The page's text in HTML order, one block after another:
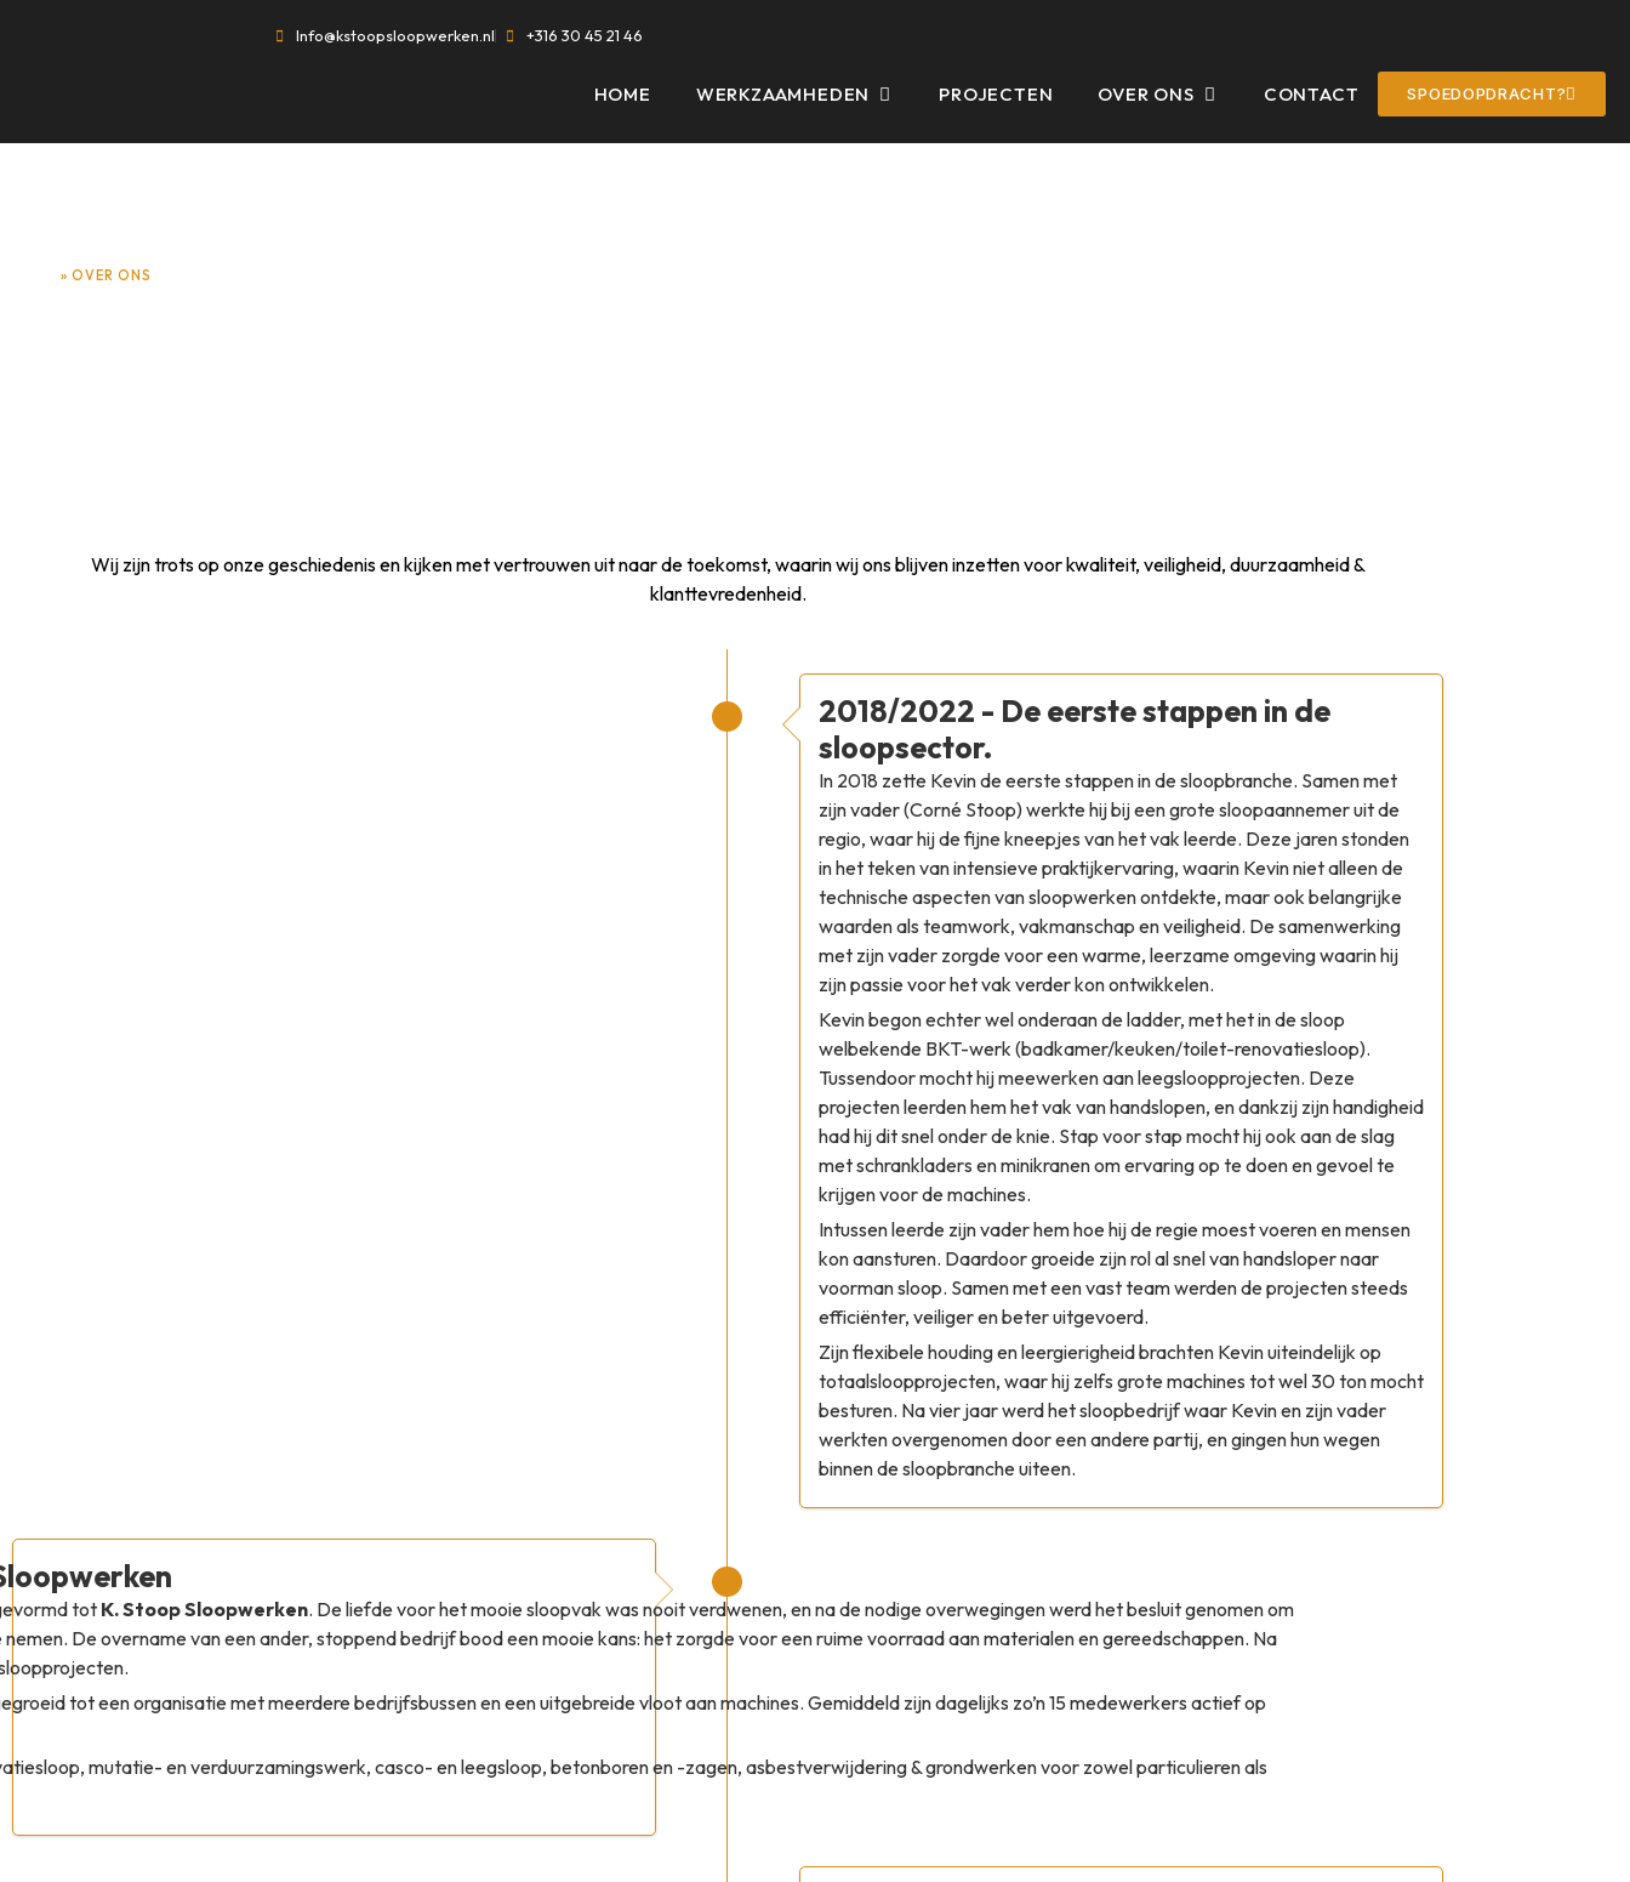
Info@kstoopsloopwerken.nl +316 30 45 21 46
HOME WERKZAAMHEDEN PROJECTEN OVER ONS CONTACT SPOEDOPDRACHT?
» OVER ONS
Wij zijn trots op onze geschiedenis en kijken met vertrouwen uit naar de toekomst, waarin wij ons blijven inzetten voor kwaliteit, veiligheid, duurzaamheid &
klanttevredenheid.
2018/2022 - De eerste stappen in de
sloopsector.
In 2018 zette Kevin de eerste stappen in de sloopbranche. Samen met
zijn vader (Corné Stoop) werkte hij bij een grote sloopaannemer uit de
regio, waar hij de fijne kneepjes van het vak leerde. Deze jaren stonden
in het teken van intensieve praktijkervaring, waarin Kevin niet alleen de
technische aspecten van sloopwerken ontdekte, maar ook belangrijke
waarden als teamwork, vakmanschap en veiligheid. De samenwerking
met zijn vader zorgde voor een warme, leerzame omgeving waarin hij
zijn passie voor het vak verder kon ontwikkelen.
Kevin begon echter wel onderaan de ladder, met het in de sloop
welbekende BKT-werk (badkamer/keuken/toilet-renovatiesloop).
Tussendoor mocht hij meewerken aan leegsloopprojecten. Deze
projecten leerden hem het vak van handslopen, en dankzij zijn handigheid
had hij dit snel onder de knie. Stap voor stap mocht hij ook aan de slag
met schrankladers en minikranen om ervaring op te doen en gevoel te
krijgen voor de machines.
Intussen leerde zijn vader hem hoe hij de regie moest voeren en mensen
kon aansturen. Daardoor groeide zijn rol al snel van handsloper naar
voorman sloop. Samen met een vast team werden de projecten steeds
efficiënter, veiliger en beter uitgevoerd.
Zijn flexibele houding en leergierigheid brachten Kevin uiteindelijk op
totaalsloopprojecten, waar hij zelfs grote machines tot wel 30 ton mocht
besturen. Na vier jaar werd het sloopbedrijf waar Kevin en zijn vader
werkten overgenomen door een andere partij, en gingen hun wegen
binnen de sloopbranche uiteen.
totK. Stoop Sloopwerken. De liefde voor het mooie sloopvak was nooit verdwenen, en na de nodige overwegingen werd het besluit genomen om
De overname van een ander, stoppend bedrijf bood een mooie kans: het zorgde voor een ruime voorraad aan materialen en gereedschappen. Na
tot een organisatie met meerdere bedrijfsbussen en een uitgebreide vloot aan machines. Gemiddeld zijn dagelijks zo’n 15 medewerkers actief op
mutatie- en verduurzamingswerk, casco- en leegsloop, betonboren en -zagen, asbestverwijdering & grondwerken voor zowel particulieren als